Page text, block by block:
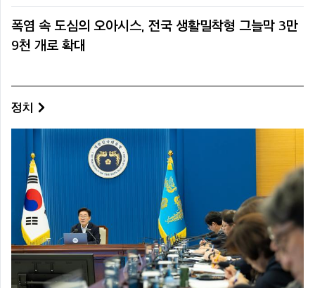
폭염 속 도심의 오아시스, 전국 생활밀착형 그늘막 3만
9천 개로 확대
정치